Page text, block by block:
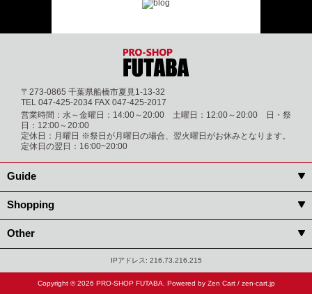
〒273-0865 千葉県船橋市夏見1-13-32
TEL 047-425-2034 FAX 047-425-2017
営業時間：水～金曜日：14:00～20:00 土曜日：12:00～20:00 日・祭
日：12:00～20:00
定休日：月曜日 ※祭日が月曜日の場合、翌火曜日がお休みとなります。
定休日の翌日：16:00~20:00
Guide
Shopping
Other
IPアドレス: 216.73.216.215
Copyright © 2026 PRO-SHOP FUTABA . Powered by Zen Cart/ zen-cart.jp